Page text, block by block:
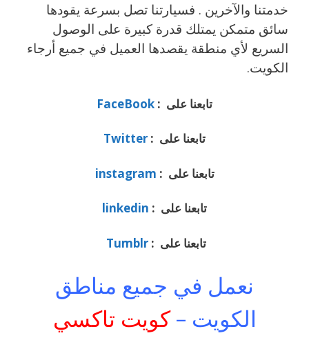
خدمتنا والآخرين . فسيارتنا تصل بسرعة يقودها
سائق متمكن يمتلك قدرة كبيرة على الوصول
السريع لأي منطقة يقصدها العميل في جميع أرجاء
الكويت.
تابعنا على : FaceBook
تابعنا على : Twitter
تابعنا على : instagram
تابعنا على : linkedin
تابعنا على :Tumblr
نعمل في جميع مناطق
الكويت – كويت تاكسي